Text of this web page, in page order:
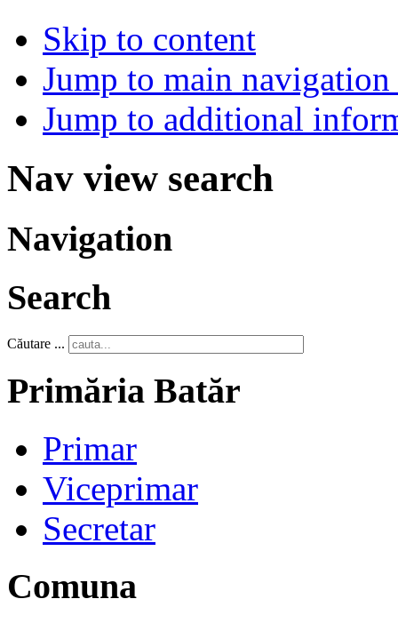
Skip to content
Jump to main
Jump to additional
Nav view search
Navigation
Search
Căutare ...
Primăria Batăr
Primar
Viceprimar
Secretar
Comuna